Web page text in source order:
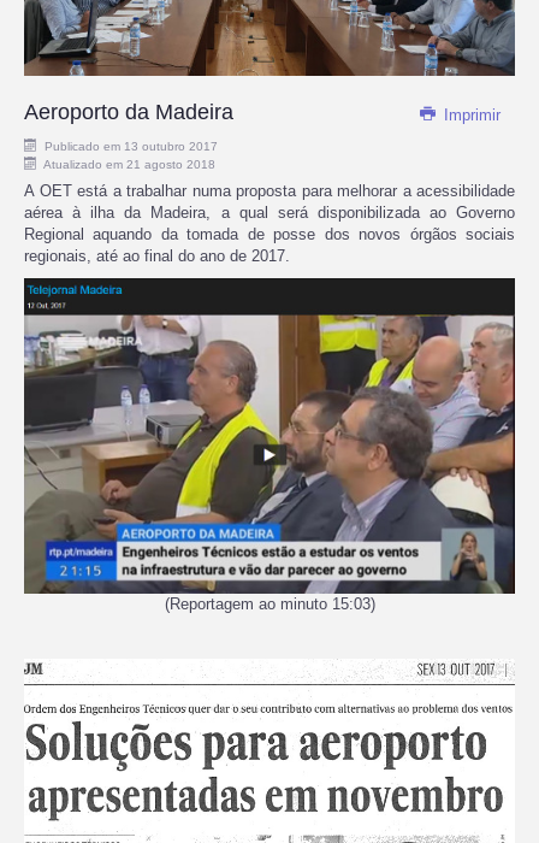
Imprimir
Aeroporto da Madeira
Publicado em 13 outubro 2017
Atualizado em 21 agosto 2018
A OET está a trabalhar numa proposta para melhorar a acessibilidade
aérea à ilha da Madeira, a qual será disponibilizada ao Governo
Regional aquando da tomada de posse dos novos órgãos sociais
regionais, até ao final do ano de 2017.
(Reportagem ao minuto 15:03)